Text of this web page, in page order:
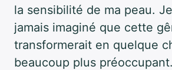
la sensibilité de ma peau. Je
jamais imaginé que cette
transformerait en quelque
beaucoup plus